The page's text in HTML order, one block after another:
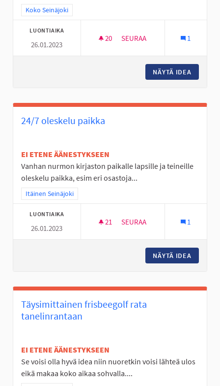
Rajaa tulokset teeman mukaan: Koko Seinäjoki
Koko Seinäjoki
LUONTIAIKA
26.01.2023
20 20 SEURAAJAA
SEURAA 1
NÄYTÄ IDEA
24/7 oleskelu paikka
EI ETENE ÄÄNESTYKSEEN
Vanhan nurmon kirjaston paikalle lapsille ja teineille
oleskelu paikka, esim eri osastoja...
Rajaa tulokset teeman mukaan: Itäinen Seinäjoki
Itäinen Seinäjoki
LUONTIAIKA
26.01.2023
21 21 SEURAAJAA
SEURAA 1
NÄYTÄ IDEA
Täysimittainen frisbeegolf rata
tanelinrantaan
EI ETENE ÄÄNESTYKSEEN
Se voisi olla hyvä idea niin nuoretkin voisi lähteä ulos
eikä makaa koko aikaa sohvalla....